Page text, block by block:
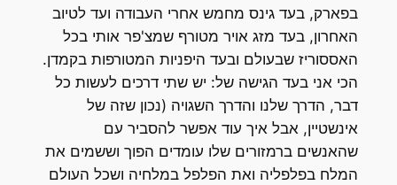
בפארק, בעד גינס מחמש אחרי העבודה ועד לטיוב
האחרון, בעד מזג אויר מטורף שמצ'פר אותי בכל
האססוריז שבעולם ובעד היפניות המטורפות בקמדן.
הכי אני בעד הגישה של: יש שתי דרכים לעשות כל
דבר, הדרך שלנו והדרך השגויה (נכון שזה של
אינשטיין, אבל איך עוד אפשר להסביר עם
שהאנשים ברמזורים שלו עומדים הפוך וששמים את
המלח בפלפליה ואת הפלפל במלחיה ושכל העולם